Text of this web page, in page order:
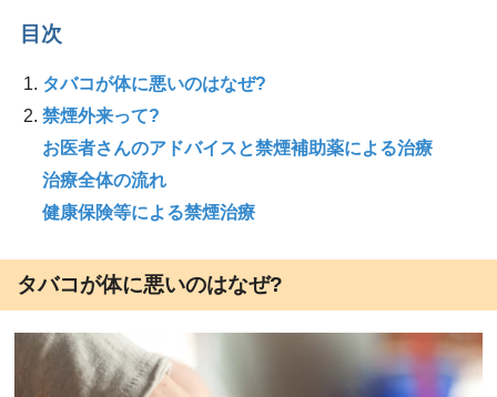
目次
タバコが体に悪いのはなぜ?
禁煙外来って?
お医者さんのアドバイスと禁煙補助薬による治療
治療全体の流れ
健康保険等による禁煙治療
タバコが体に悪いのはなぜ?